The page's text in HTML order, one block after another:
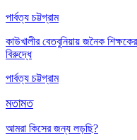
পার্বত্য চট্টগ্রাম
কাউখালীর বেতবুনিয়ায় জনৈক
বিরুদ্ধে
পার্বত্য চট্টগ্রাম
মতামত
আমরা কিসের জন্য লড়ছি?